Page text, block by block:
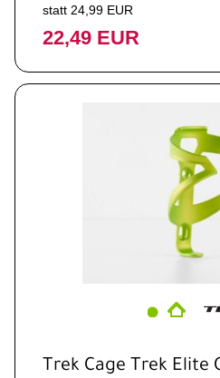
statt 24,99 EUR
22,49 EUR
Trek Cage Trek Elite